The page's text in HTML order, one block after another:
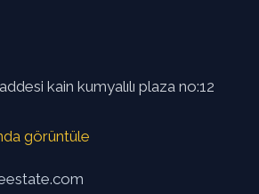
kain kumyalılı plaza no:12
görüntüle